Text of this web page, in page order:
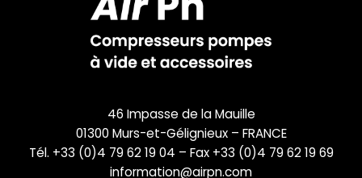
46 Impasse de la Mauille
01300 Murs-et-Gélignieux – FRANCE
Tél. +33 (0)4 79 62 19 04 – Fax +33 (0)4 79 62 19 69
information@airpn.com